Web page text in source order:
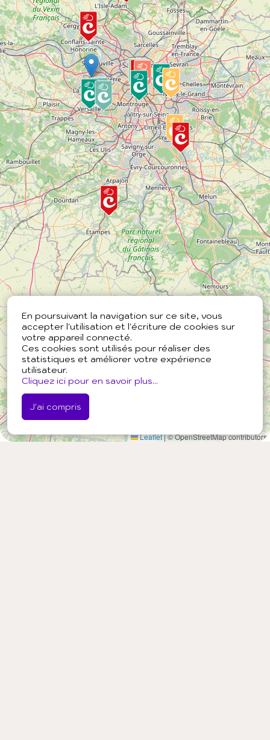
En poursuivant la navigation sur ce site, vous
accepter l'utilisation et l'écriture de cookies sur
votre appareil connecté.
Ces cookies sont utilisés pour réaliser des
statistiques et améliorer votre expérience
utilisateur.
Cliquez ici pour en savoir plus...
J'ai compris
Leaflet|© OpenStreetMap contributors